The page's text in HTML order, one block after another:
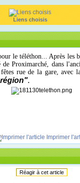
Liens choisis
le téléthon... Après
Proximarché, dans
rue de la gare, avec
.
Imprimer
Réagir à cet article